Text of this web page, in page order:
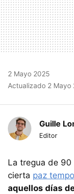
2 Mayo 2025
Actualizado 2 Mayo
Guille
Editor
La tregua de
cierta paz
aquellos días